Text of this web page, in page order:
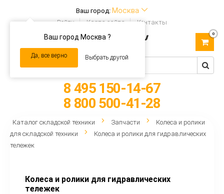
Ваш город: Москва
Ваш город Москва ?
Да, все верно Выбрать другой
Войти Карта сайта Контакты
navigation
0
8 495 150-14-67
8 800 500-41-28
Каталог складской техники Запчасти
Колеса и ролики
для складской техники
Колеса и ролики для гидравлических
тележек
Колеса и ролики для гидравлических
тележек